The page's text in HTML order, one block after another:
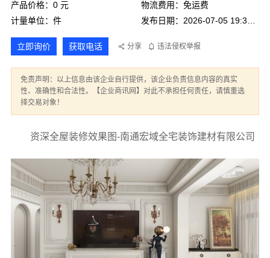
产品价格：0 元
物流费用：免运费
计量单位：件
立即询价 获取电话 分享 违法侵权举报
免责声明：以上信息由该企业自行提供，该企业负责信息内容的真实
性、准确性和合法性。【企业商讯网】对此不承担任何责任，请慎重选
择交易对象！
资深全屋装修效果图-南通宏域全宅装饰建材有限公司